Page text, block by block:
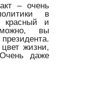
– очень
в
красный и
вы
жизни,
даже